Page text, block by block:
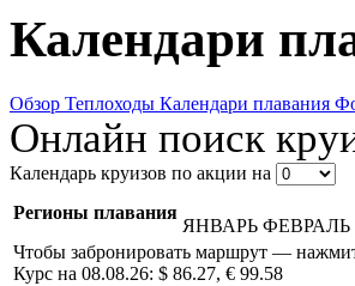
Календари
Обзор Теплоходы Календари плавания
Онлайн поиск
Календарь круизов по акции на
Регионы плавания
ЯНВАРЬ ФЕВРАЛЬ
Чтобы забронировать маршрут —
Курс на 08.08.26: $ 86.27, € 99.58